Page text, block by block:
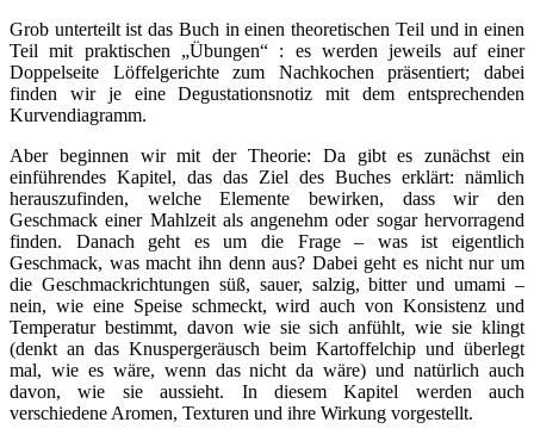
Grob unterteilt ist das Buch in einen theoretischen Teil und in einen
Teil mit praktischen „Übungen“ : es werden jeweils auf einer
Doppelseite Löffelgerichte zum Nachkochen präsentiert; dabei
finden wir je eine Degustationsnotiz mit dem entsprechenden
Kurvendiagramm.
Aber beginnen wir mit der Theorie: Da gibt es zunächst ein
einführendes Kapitel, das das Ziel des Buches erklärt: nämlich
herauszufinden, welche Elemente bewirken, dass wir den
Geschmack einer Mahlzeit als angenehm oder sogar hervorragend
finden. Danach geht es um die Frage – was ist eigentlich
Geschmack, was macht ihn denn aus? Dabei geht es nicht nur um
die Geschmackrichtungen süß, sauer, salzig, bitter und umami –
nein, wie eine Speise schmeckt, wird auch von Konsistenz und
Temperatur bestimmt, davon wie sie sich anfühlt, wie sie klingt
(denkt an das Knuspergeräusch beim Kartoffelchip und überlegt
mal, wie es wäre, wenn das nicht da wäre) und natürlich auch
davon, wie sie aussieht. In diesem Kapitel werden auch
verschiedene Aromen, Texturen und ihre Wirkung vorgestellt.